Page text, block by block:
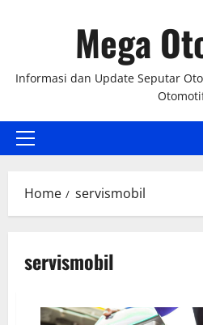
Mega
Informasi dan Update Seputar
Primary
Home servismobil
servismobil